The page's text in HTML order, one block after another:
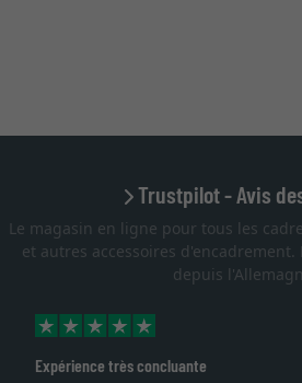
Trustpilot - Avis
Le magasin en ligne pour tous les
et autres accessoires d'encadrement.
depuis
Expérience très concluante